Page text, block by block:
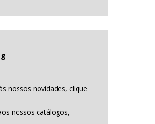
g
nossos novidades, clique
nossos catálogos,